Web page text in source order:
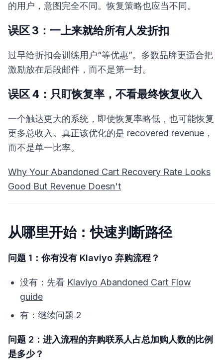
的用户，意图完全不同。恢复策略也应当不同。
误区 3：一上来就给所有人发折扣
过早给折扣会训练用户“等优惠”。多数品牌更适合把
激励放在后段邮件，而不是第一封。
误区 4：只盯恢复率，不看最终恢复收入
一个触达更大的系统，即使恢复率略低，也可能恢复
更多总收入。真正该优化的是 recovered revenue，
而不是单一比率。
Why Your Abandoned Cart Recovery Rate Looks
Good But Revenue Doesn't
从哪里开始：快速判断路径
问题 1：你有没有 Klaviyo 弃购流程？
没有：先看 Klaviyo Abandoned Cart Flow
guide
有：继续问题 2
问题 2：进入流程的弃购联系人占总加购人数的比例
是多少？